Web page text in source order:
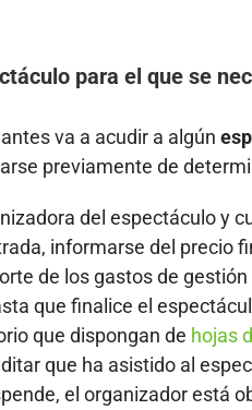
para el que se
va a acudir a algún
previamente de
del espectáculo y
informarse del precio
de los gastos de
que finalice el
que dispongan de hojas
que ha asistido al
el organizador está